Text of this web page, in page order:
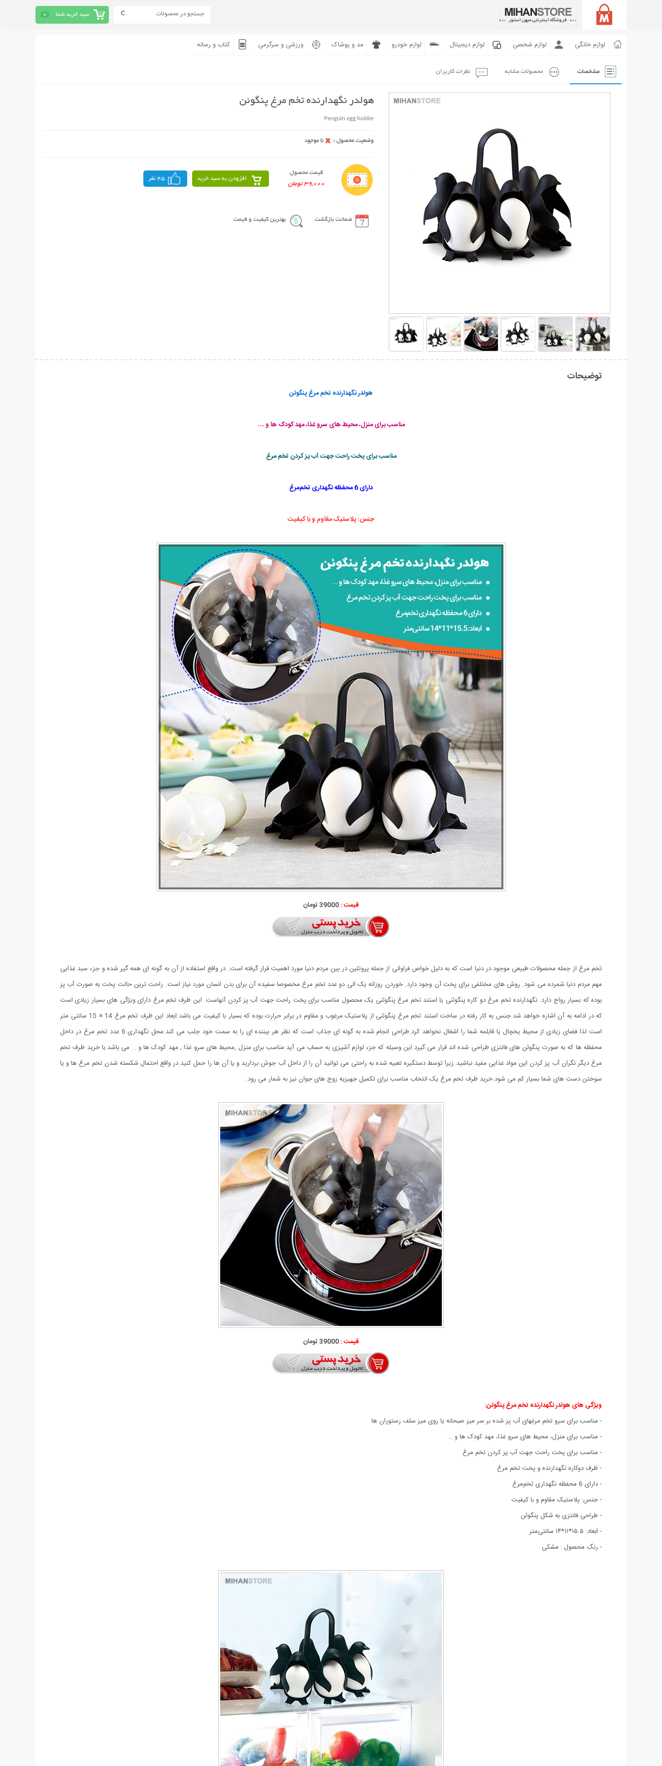
سبد خرید شما 0
لوازم خانگی لوازم شخصی لوازم دیجیتال لوازم خودرو مد و پوشاک ورزشی و سرگرمی کتاب و رسانه
مشخصات محصولات مشابه نظرات کاربران
هولدر نگهدارنده تخم مرغ پنگوئن
Penguin egg holder
قیمت محصول
39,000 تومان
افزودن به سبد خرید 45 نفر
ضمانت بازگشت بهترین کیفیت و قیمت
توضیحات
هولدر نگهدارنده تخم مرغ پنگوئن
مناسب برای منزل، محیط های سرو غذا، مهد کودک ها و …
مناسب برای پخت راحت جهت آب پز کردن تخم مرغ
دارای 6 محفظه نگهداری تخم‌مرغ
جنس: پلاستیک مقاوم و با کیفیت
قیمت :39000 تومان
تخم مرغ از جمله محصولات طبیعی موجود در دنیا است که به دلیل خواص فراوانی از جمله پروتئین در بین مردم دنیا مورد اهمیت قرار گرفته است. در واقع استفاده از آن به گونه ای همه گیر شده و جزء سبد غذایی
مهم مردم دنیا شمرده می شود. روش های مختلفی برای پخت آن وجود دارد. خوردن روزانه یک الی دو عدد تخم مرغ مخصوصا سفیده آن برای بدن انسان مورد نیاز است. راحت ترین حالت پخت به صورت آب پز
بوده که بسیار رواج دارد. نگهدارنده تخم مرغ دو کاره پنگوئنی یا استند تخم مرغ پنگوئنی یک محصول مناسب برای پخت راحت جهت آب پز کردن آنهاست. این ظرف تخم مرغ دارای ویژگی های بسیار زیادی است
که در ادامه به آن اشاره خواهد شد.جنس به کار رفته در ساخت استند تخم مرغ پنگوئنی از پلاستیک مرغوب و مقاوم در برابر حرارت بوده که بسیار با کیفیت می باشد.ابعاد این ظرف تخم مرغ 14 × 15 سانتی متر
است لذا فضای زیادی از محیط یخچال یا قابلمه شما را اشغال نخواهد کرد.طراحی انجام شده به گونه ای جذاب است که نظر هر بیننده ای را به سمت خود جلب می کند.محل نگهداری 6 عدد تخم مرغ در داخل
محفظه ها که به صورت پنگوئن های فانتزی طراحی شده اند قرار می گیرد.این وسیله که جزء لوازم آشپزی به حساب می آید مناسب برای منزل ,محیط های سرو غذا , مهد کودک ها و … می باشد.با خرید ظرف تخم
مرغ دیگر نگران آب پز کردن این مواد غذایی مفید نباشید زیرا توسط دستگیره تعبیه شده به راحتی می توانید آن را از داخل آب جوش بردارید و یا آن ها را حمل کنید.در واقع احتمال شکسته شدن تخم مرغ ها و یا
سوختن دست های شما بسیار کم می شود.خرید ظرف تخم مرغ یک انتخاب مناسب برای تکمیل جهیزیه زوج های جوان نیز به شمار می رود.
قیمت :39000 تومان
ویژگی های هولدر نگهدارنده تخم مرغ پنگوئن:
- مناسب برای سرو تخم مرغهای آب پز شده بر سر میز صبحانه یا روی میز سلف رستوران ها
- مناسب برای منزل، محیط های سرو غذا، مهد کودک ها و …
- مناسب برای پخت راحت جهت آب پز کردن تخم مرغ
- ظرف دوکاره نگهدارنده و پخت تخم مرغ
- دارای 6 محفظه نگهداری تخم‌مرغ
- جنس: پلاستیک مقاوم و با کیفیت
- طراحی فانتزی به شکل پنگوئن
- ابعاد: ۱۵.۵*۱۱*۱۴ سانتی‌متر
- رنگ محصول : مشکی